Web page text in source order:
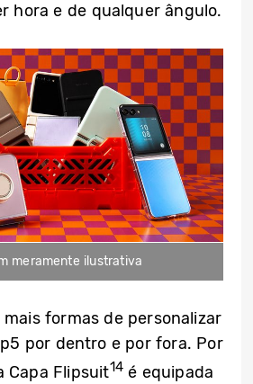
hora e de qualquer ângulo.
meramente ilustrativa
formas de personalizar
por dentro e por fora. Por
Capa Flipsuit14é equipada